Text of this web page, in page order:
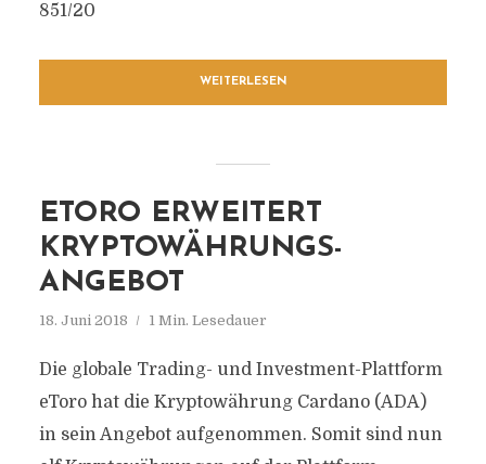
851/20
WEITERLESEN
ETORO ERWEITERT
KRYPTOWÄHRUNGS-
ANGEBOT
18. Juni 2018 1 Min. Lesedauer
Die globale Trading- und Investment-Plattform
eToro hat die Kryptowährung Cardano (ADA)
in sein Angebot aufgenommen. Somit sind nun